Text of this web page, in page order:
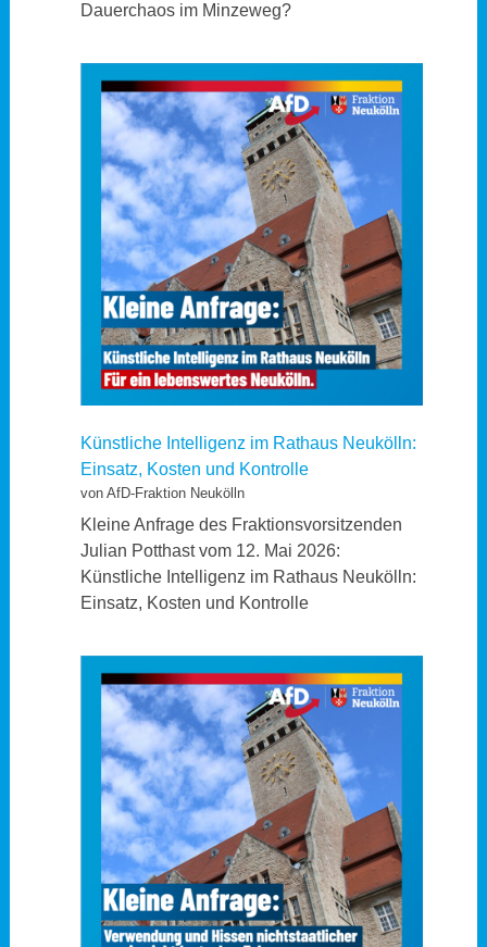
Dauerchaos im Minzeweg?
Künstliche Intelligenz im Rathaus Neukölln:
Einsatz, Kosten und Kontrolle
von AfD-Fraktion Neukölln
Kleine Anfrage des Fraktionsvorsitzenden
Julian Potthast vom 12. Mai 2026:
Künstliche Intelligenz im Rathaus Neukölln:
Einsatz, Kosten und Kontrolle